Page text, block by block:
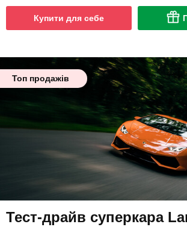
Купити для себе
Топ продажів
Тест-драйв суперкара